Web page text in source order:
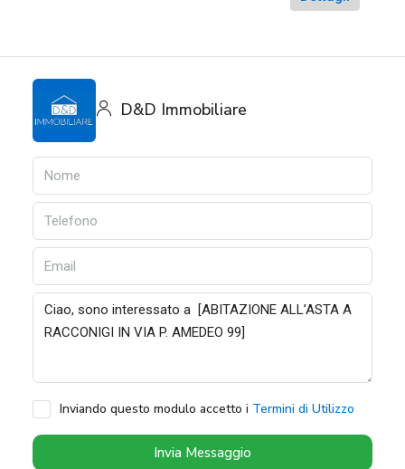
D&D Immobiliare
Inviando questo modulo accetto i Termini di Utilizzo
Invia Messaggio